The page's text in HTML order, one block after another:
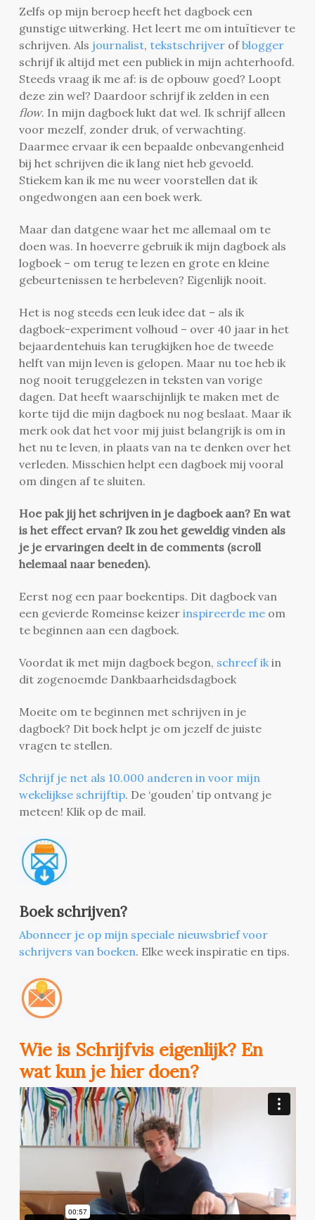
Zelfs op mijn beroep heeft het dagboek een
gunstige uitwerking. Het leert me om intuïtiever te
schrijven. Als journalist, tekstschrijverofblogger
schrijf ik altijd met een publiek in mijn achterhoofd.
Steeds vraag ik me af: is de opbouw goed? Loopt
deze zin wel? Daardoor schrijf ik zelden in een
flow. In mijn dagboek lukt dat wel. Ik schrijf alleen
voor mezelf, zonder druk, of verwachting.
Daarmee ervaar ik een bepaalde onbevangenheid
bij het schrijven die ik lang niet heb gevoeld.
Stiekem kan ik me nu weer voorstellen dat ik
ongedwongen aan een boek werk.
Maar dan datgene waar het me allemaal om te
doen was. In hoeverre gebruik ik mijn dagboek als
logboek – om terug te lezen en grote en kleine
gebeurtenissen te herbeleven? Eigenlijk nooit.
Het is nog steeds een leuk idee dat – als ik
dagboek-experiment volhoud – over 40 jaar in het
bejaardentehuis kan terugkijken hoe de tweede
helft van mijn leven is gelopen. Maar nu toe heb ik
nog nooit teruggelezen in teksten van vorige
dagen. Dat heeft waarschijnlijk te maken met de
korte tijd die mijn dagboek nu nog beslaat. Maar ik
merk ook dat het voor mij juist belangrijk is om in
het nu te leven, in plaats van na te denken over het
verleden. Misschien helpt een dagboek mij vooral
om dingen af te sluiten.
Hoe pak jij het schrijven in je dagboek aan? En wat
is het effect ervan? Ik zou het geweldig vinden als
je je ervaringen deelt in de comments (scroll
helemaal naar beneden).
Eerst nog een paar boekentips. Dit dagboek van
een gevierde Romeinse keizer inspireerde me om
te beginnen aan een dagboek.
Voordat ik met mijn dagboek begon, schreef ikin
dit zogenoemde Dankbaarheidsdagboek
Moeite om te beginnen met schrijven in je
dagboek? Dit boek helpt je om jezelf de juiste
vragen te stellen.
Schrijf je net als 10.000 anderen in voor mijn
wekelijkse schrijftip. De ‘gouden’ tip ontvang je
meteen! Klik op de mail.
Boek schrijven?
Abonneer je op mijn speciale nieuwsbrief voor
schrijvers van boeken. Elke week inspiratie en tips.
Wie is Schrijfvis eigenlijk? En
wat kun je hier doen?